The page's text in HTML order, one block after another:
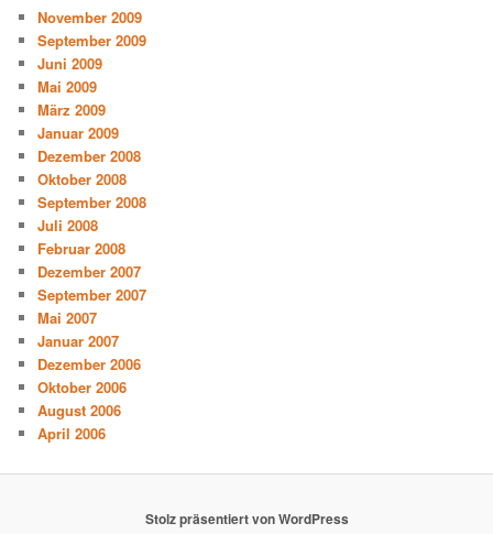
November 2009
September 2009
Juni 2009
Mai 2009
März 2009
Januar 2009
Dezember 2008
Oktober 2008
September 2008
Juli 2008
Februar 2008
Dezember 2007
September 2007
Mai 2007
Januar 2007
Dezember 2006
Oktober 2006
August 2006
April 2006
Stolz präsentiert von WordPress